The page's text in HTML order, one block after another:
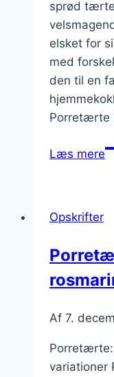
sprød
elsket for
med
den til en
Porretærte
Læs mere
Opskrifter
Af 7.
Porretærte:
variationer